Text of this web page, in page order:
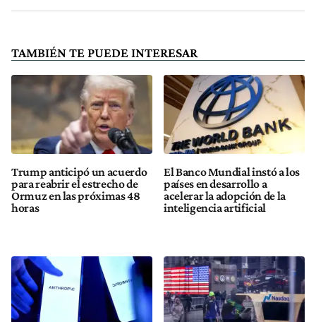
TAMBIÉN TE PUEDE INTERESAR
Trump anticipó un acuerdo
para reabrir el estrecho de
Ormuz en las próximas 48
horas
El Banco Mundial instó a los
países en desarrollo a
acelerar la adopción de la
inteligencia artificial